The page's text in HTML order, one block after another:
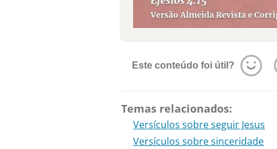
Este conteúdo foi útil?
Temas relacionados:
Versículos sobre seguir Jesus
Versículos sobre sinceridade